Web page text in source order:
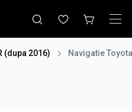
(dupa 2016) Navigatie